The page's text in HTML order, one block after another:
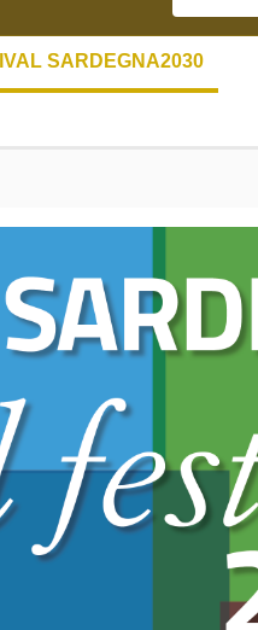
SARDEGNA2030